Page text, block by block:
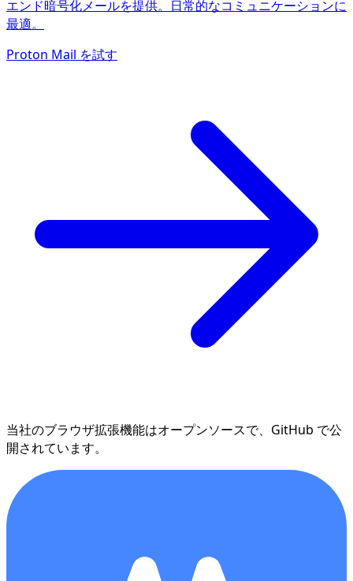
エンド暗号化メールを提供。日常的なコミュニケーションに
最適。
Proton Mail を試す
当社のブラウザ拡張機能はオープンソースで、GitHub で公
開されています。